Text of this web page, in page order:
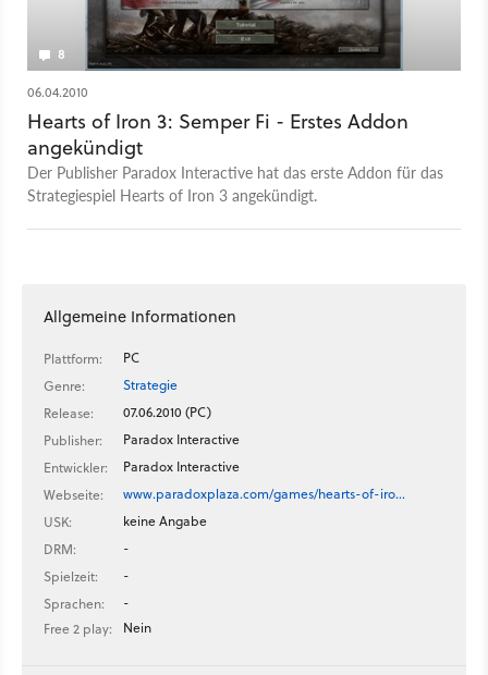
8
06.04.2010
Hearts of Iron 3: Semper Fi - Erstes Addon
angekündigt
Der Publisher Paradox Interactive hat das erste Addon für das
Strategiespiel Hearts of Iron 3 angekündigt.
Allgemeine Informationen
Plattform:
PC
Genre:
Strategie
Release:
07.06.2010 (PC)
Publisher:
Paradox Interactive
Entwickler:
Paradox Interactive
Webseite:
www.paradoxplaza.com/games/hearts-of-iro…
USK:
keine Angabe
DRM:
-
Spielzeit:
-
Sprachen:
-
Free 2 play:
Nein